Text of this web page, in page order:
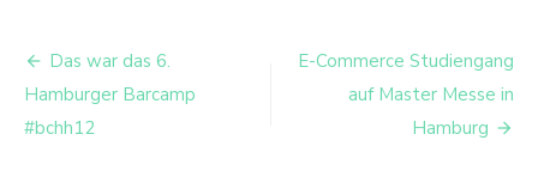
Beitrags-
Navigation
Das war das 6.
Hamburger Barcamp
#bchh12
E-Commerce Studiengang
auf Master Messe in
Hamburg